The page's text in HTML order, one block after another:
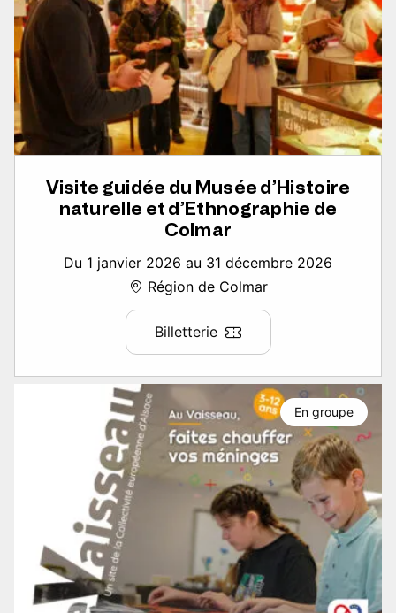
Visite guidée du Musée d’Histoire
naturelle et d’Ethnographie de
Colmar
Du 1 janvier 2026 au 31 décembre 2026
Région de Colmar
Billetterie
En groupe